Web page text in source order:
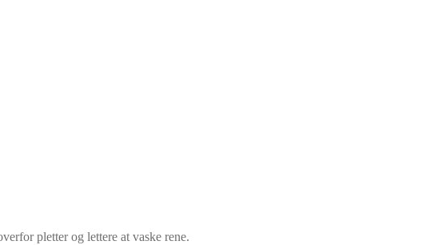
pletter og lettere at vaske rene.